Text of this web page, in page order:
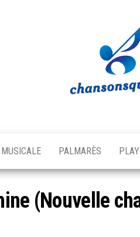
PALMARÈS
(Nouvelle